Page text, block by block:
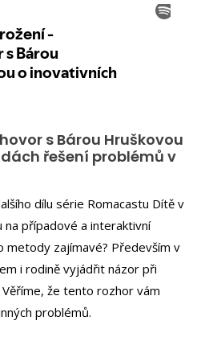
s Bárou Hruškovou
řešení problémů v
dílu série Romacastu Dítě v
případové a interaktivní
metody zajímavé? Především v
i rodině vyjádřit názor při
že tento rozhor vám
problémů.